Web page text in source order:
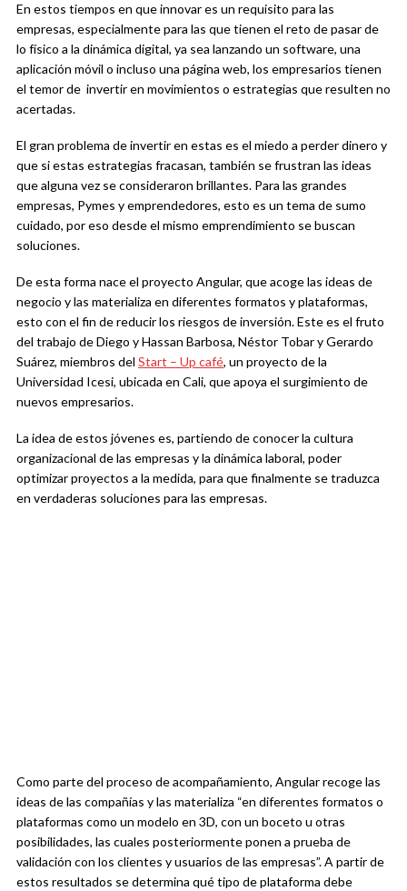
En estos tiempos en que innovar es un requisito para las
empresas, especialmente para las que tienen el reto de pasar de
lo físico a la dinámica digital, ya sea lanzando un software, una
aplicación móvil o incluso una página web, los empresarios tienen
el temor de invertir en movimientos o estrategias que resulten no
acertadas.
El gran problema de invertir en estas es el miedo a perder dinero y
que si estas estrategias fracasan, también se frustran las ideas
que alguna vez se consideraron brillantes. Para las grandes
empresas, Pymes y emprendedores, esto es un tema de sumo
cuidado, por eso desde el mismo emprendimiento se buscan
soluciones.
De esta forma nace el proyecto Angular, que acoge las ideas de
negocio y las materializa en diferentes formatos y plataformas,
esto con el fin de reducir los riesgos de inversión. Este es el fruto
del trabajo de Diego y Hassan Barbosa, Néstor Tobar y Gerardo
Suárez, miembros del Start – Up café, un proyecto de la
Universidad Icesi, ubicada en Cali, que apoya el surgimiento de
nuevos empresarios.
La idea de estos jóvenes es, partiendo de conocer la cultura
organizacional de las empresas y la dinámica laboral, poder
optimizar proyectos a la medida, para que finalmente se traduzca
en verdaderas soluciones para las empresas.
Como parte del proceso de acompañamiento, Angular recoge las
ideas de las compañías y las materializa “en diferentes formatos o
plataformas como un modelo en 3D, con un boceto u otras
posibilidades, las cuales posteriormente ponen a prueba de
validación con los clientes y usuarios de las empresas”. A partir de
estos resultados se determina qué tipo de plataforma debe